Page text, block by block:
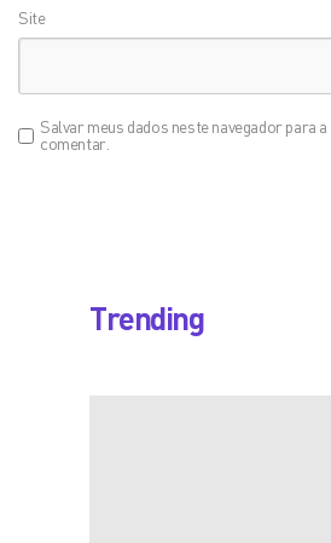
Site
Salvar meus dados neste navegador para
comentar.
Trending